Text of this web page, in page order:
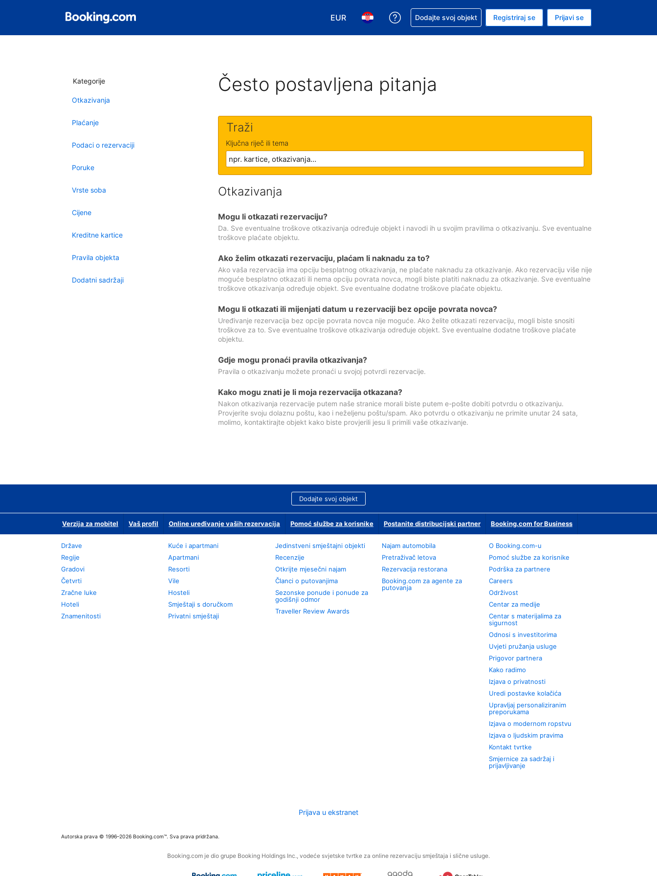
EUR
Odaberite valutu. Vaša je trenutačna valuta EUR
Odaberite svoj jezik. Vaš je trenutačni jezik Hrvatskom
Zatražite pomoć sa svojom rezervacijom
Dodajte svoj objekt Registriraj se Prijavi se
Kategorije
Otkazivanja
Plaćanje
Podaci o rezervaciji
Poruke
Vrste soba
Cijene
Kreditne kartice
Pravila objekta
Dodatni sadržaji
Često postavljena pitanja
Traži
Ključna riječ ili tema
Otkazivanja
Mogu li otkazati rezervaciju?
Da. Sve eventualne troškove otkazivanja određuje objekt i navodi ih u svojim pravilima o otkazivanju. Sve eventualne
troškove plaćate objektu.
Ako želim otkazati rezervaciju, plaćam li naknadu za to?
Ako vaša rezervacija ima opciju besplatnog otkazivanja, ne plaćate naknadu za otkazivanje. Ako rezervaciju više nije
moguće besplatno otkazati ili nema opciju povrata novca, mogli biste platiti naknadu za otkazivanje. Sve eventualne
troškove otkazivanja određuje objekt. Sve eventualne dodatne troškove plaćate objektu.
Mogu li otkazati ili mijenjati datum u rezervaciji bez opcije povrata novca?
Uređivanje rezervacija bez opcije povrata novca nije moguće. Ako želite otkazati rezervaciju, mogli biste snositi
troškove za to. Sve eventualne troškove otkazivanja određuje objekt. Sve eventualne dodatne troškove plaćate
objektu.
Gdje mogu pronaći pravila otkazivanja?
Pravila o otkazivanju možete pronaći u svojoj potvrdi rezervacije.
Kako mogu znati je li moja rezervacija otkazana?
Nakon otkazivanja rezervacije putem naše stranice morali biste putem e-pošte dobiti potvrdu o otkazivanju.
Provjerite svoju dolaznu poštu, kao i neželjenu poštu/spam. Ako potvrdu o otkazivanju ne primite unutar 24 sata,
molimo, kontaktirajte objekt kako biste provjerili jesu li primili vaše otkazivanje.
Dodajte svoj objekt
Verzija za mobitel Vaš profil Online uređivanje vaših rezervacija Pomoć službe za korisnike Postanite distribucijski partner Booking.com for Business
Države
Regije
Gradovi
Četvrti
Zračne luke
Hoteli
Znamenitosti
Kuće i apartmani
Apartmani
Resorti
Vile
Hosteli
Smještaji s doručkom
Privatni smještaji
Jedinstveni smještajni objekti
Recenzije
Otkrijte mjesečni najam
Članci o putovanjima
Sezonske ponude i ponude za
godišnji odmor
Traveller Review Awards
Najam automobila
Pretraživač letova
Rezervacija restorana
Booking.com za agente za
putovanja
O Booking.com-u
Pomoć službe za korisnike
Podrška za partnere
Careers
Održivost
Centar za medije
Centar s materijalima za
sigurnost
Odnosi s investitorima
Uvjeti pružanja usluge
Prigovor partnera
Kako radimo
Izjava o privatnosti
Uredi postavke kolačića
Upravljaj personaliziranim
preporukama
Izjava o modernom ropstvu
Izjava o ljudskim pravima
Kontakt tvrtke
Smjernice za sadržaj i
prijavljivanje
Prijava u ekstranet
Autorska prava © 1996–2026 Booking.com™. Sva prava pridržana.
Booking.com je dio grupe Booking Holdings Inc., vodeće svjetske tvrtke za online rezervaciju smještaja i slične usluge.